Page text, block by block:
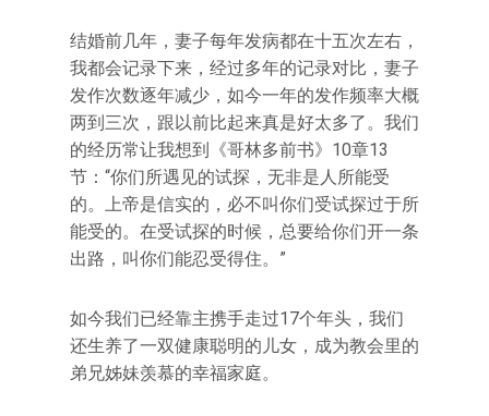
结婚前几年，妻子每年发病都在十五次左右，
我都会记录下来，经过多年的记录对比，妻子
发作次数逐年减少，如今一年的发作频率大概
两到三次，跟以前比起来真是好太多了。我们
的经历常让我想到《哥林多前书》10章13
节：“你们所遇见的试探，无非是人所能受
的。上帝是信实的，必不叫你们受试探过于所
能受的。在受试探的时候，总要给你们开一条
出路，叫你们能忍受得住。”
如今我们已经靠主携手走过17个年头，我们
还生养了一双健康聪明的儿女，成为教会里的
弟兄姊妹羡慕的幸福家庭。